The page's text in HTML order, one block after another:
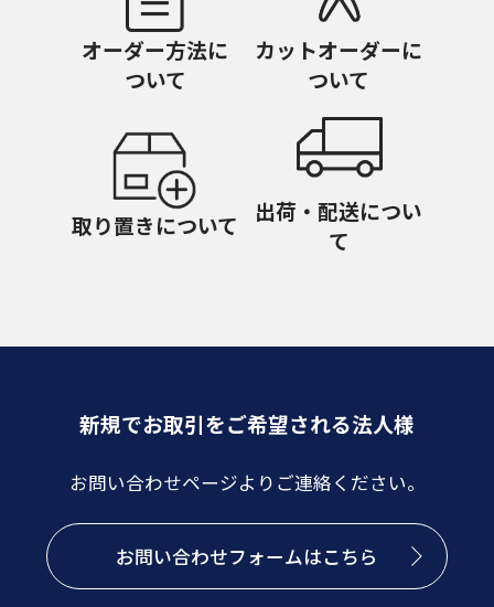
オーダー方法に
ついて
カットオーダーに
ついて
取り置きについて
出荷・配送につい
て
新規でお取引をご希望される法人様
お問い合わせページよりご連絡ください。
お問い合わせフォームはこちら